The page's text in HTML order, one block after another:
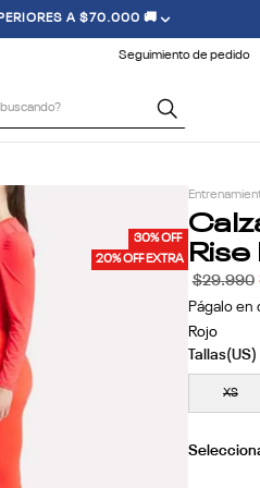
A $70.000 🚚
Seguimiento de pedido
30% OFF
20% OFF EXTRA
$29.990
Págalo en
Rojo
XS